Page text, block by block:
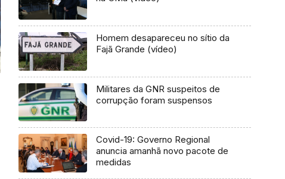
Homem desapareceu no sítio da
Fajã Grande (vídeo)
Militares da GNR suspeitos de
corrupção foram suspensos
Covid-19: Governo Regional
anuncia amanhã novo pacote de
medidas